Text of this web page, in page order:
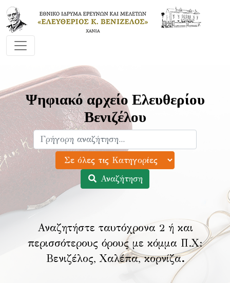
Ψηφιακό αρχείο Ελευθερίου
Βενιζέλου
Αναζήτηση
Αναζητήστε ταυτόχρονα 2 ή και
περισσότερους όρους με κόμμα Π.Χ:
Βενιζέλος, Χαλέπα, κορνίζα.